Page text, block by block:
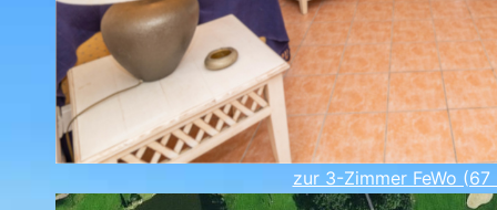
zur 3-Zimmer FeWo (67